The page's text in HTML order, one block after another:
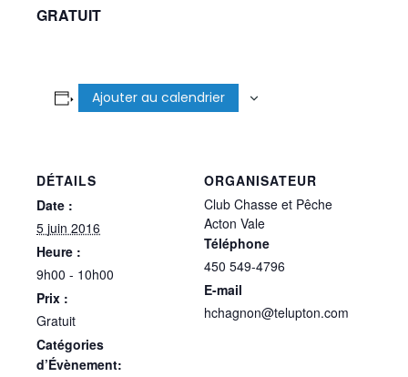
GRATUIT
Ajouter au calendrier
DÉTAILS
Date :
5 juin 2016
Heure :
9h00 - 10h00
Prix :
Gratuit
Catégories
d’Évènement:
ORGANISATEUR
Club Chasse et Pêche
Acton Vale
Téléphone
450 549-4796
E-mail
hchagnon@telupton.com